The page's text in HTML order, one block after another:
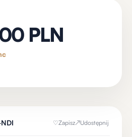
PLN
♡Zapisz↗Udostępnij